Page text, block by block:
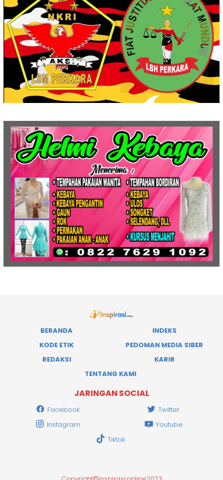
BERANDA
INDEKS
KODE ETIK
PEDOMAN MEDIA SIBER
REDAKSI
KARIR
TENTANG KAMI
JARINGAN SOCIAL
Facebook
Twitter
Instagram
Youtube
Tiktok